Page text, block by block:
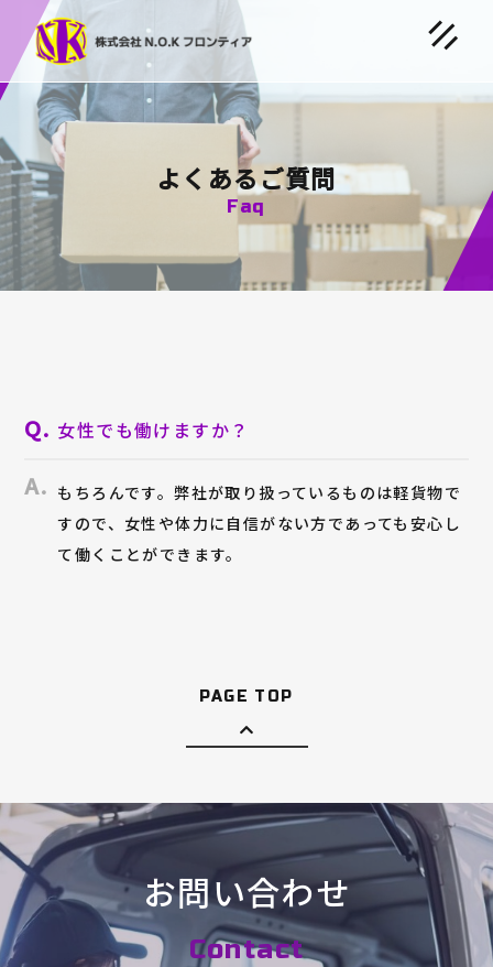
よくあるご質問
Faq
女性でも働けますか？
もちろんです。弊社が取り扱っているものは軽貨物で
すので、女性や体力に自信がない方であっても安心し
て働くことができます。
PAGE TOP
お問い合わせ
Contact